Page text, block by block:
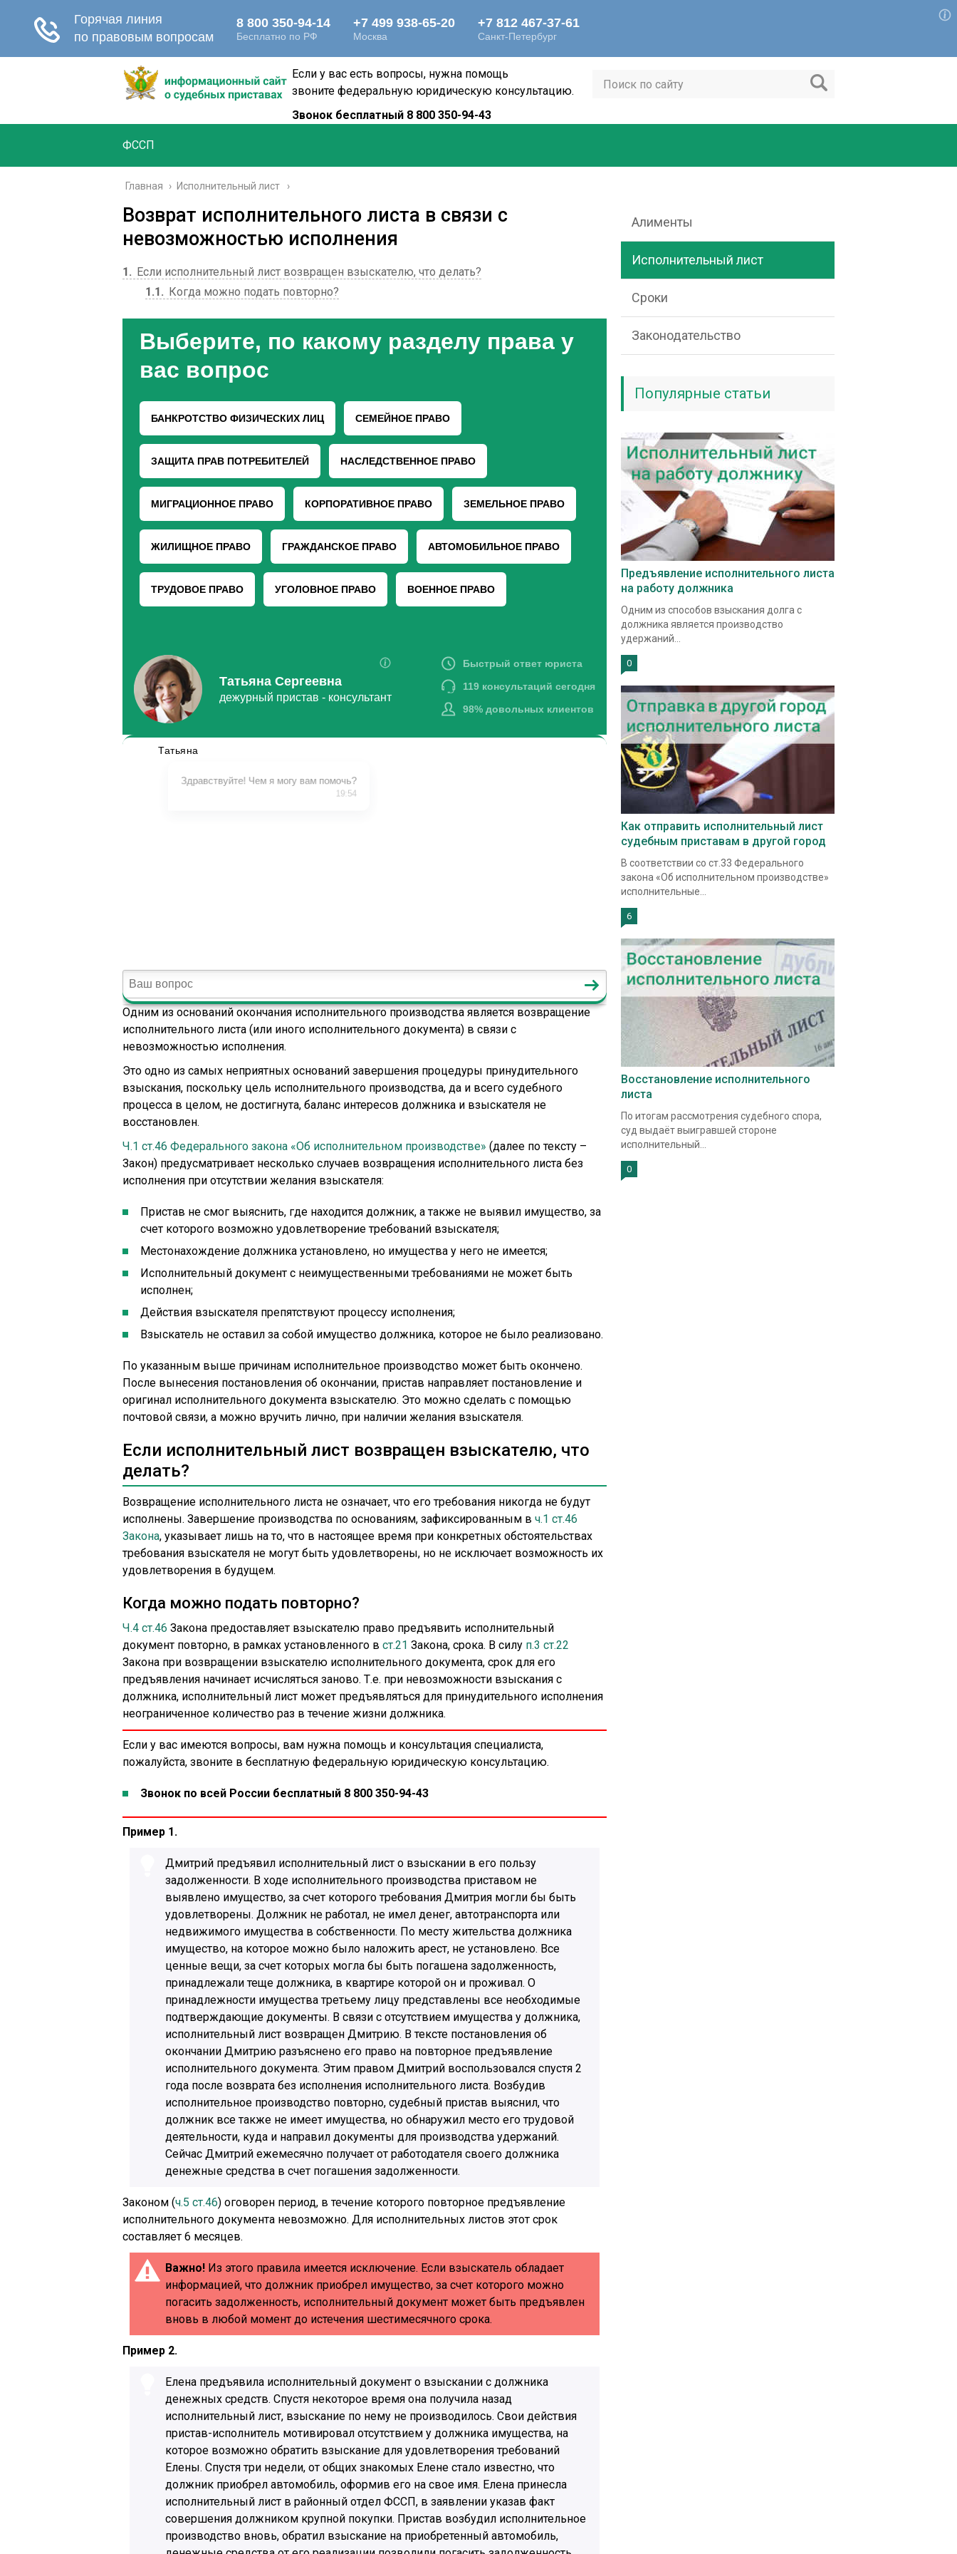
Если у вас есть вопросы, нужна помощь
звоните федеральную юридическую консультацию.
Звонок бесплатный 8 800 350-94-43
ФССП
Главная › Исполнительный лист
Возврат исполнительного листа в связи с
невозможностью исполнения
1
Если исполнительный лист возвращен взыскателю, что делать?
1.1
Когда можно подать повторно?
Одним из оснований окончания исполнительного производства является возвращение
исполнительного листа (или иного исполнительного документа) в связи с
невозможностью исполнения.
Это одно из самых неприятных оснований завершения процедуры принудительного
взыскания, поскольку цель исполнительного производства, да и всего судебного
процесса в целом, не достигнута, баланс интересов должника и взыскателя не
восстановлен.
Ч.1 ст.46 Федерального закона «Об исполнительном производстве» (далее по тексту –
Закон) предусматривает несколько случаев возвращения исполнительного листа без
исполнения при отсутствии желания взыскателя:
Пристав не смог выяснить, где находится должник, а также не выявил имущество, за
счет которого возможно удовлетворение требований взыскателя;
Местонахождение должника установлено, но имущества у него не имеется;
Исполнительный документ с неимущественными требованиями не может быть
исполнен;
Действия взыскателя препятствуют процессу исполнения;
Взыскатель не оставил за собой имущество должника, которое не было реализовано.
По указанным выше причинам исполнительное производство может быть окончено.
После вынесения постановления об окончании, пристав направляет постановление и
оригинал исполнительного документа взыскателю. Это можно сделать с помощью
почтовой связи, а можно вручить лично, при наличии желания взыскателя.
Если исполнительный лист возвращен взыскателю, что
делать?
Возвращение исполнительного листа не означает, что его требования никогда не будут
исполнены. Завершение производства по основаниям, зафиксированным в ч.1 ст.46
Закона, указывает лишь на то, что в настоящее время при конкретных обстоятельствах
требования взыскателя не могут быть удовлетворены, но не исключает возможность их
удовлетворения в будущем.
Когда можно подать повторно?
Ч.4 ст.46 Закона предоставляет взыскателю право предъявить исполнительный
документ повторно, в рамках установленного в ст.21 Закона, срока. В силу п.3 ст.22
Закона при возвращении взыскателю исполнительного документа, срок для его
предъявления начинает исчисляться заново. Т.е. при невозможности взыскания с
должника, исполнительный лист может предъявляться для принудительного исполнения
неограниченное количество раз в течение жизни должника.
Если у вас имеются вопросы, вам нужна помощь и консультация специалиста,
пожалуйста, звоните в бесплатную федеральную юридическую консультацию.
Звонок по всей России бесплатный 8 800 350-94-43
Пример 1.
Дмитрий предъявил исполнительный лист о взыскании в его пользу
задолженности. В ходе исполнительного производства приставом не
выявлено имущество, за счет которого требования Дмитрия могли бы быть
удовлетворены. Должник не работал, не имел денег, автотранспорта или
недвижимого имущества в собственности. По месту жительства должника
имущество, на которое можно было наложить арест, не установлено. Все
ценные вещи, за счет которых могла бы быть погашена задолженность,
принадлежали теще должника, в квартире которой он и проживал. О
принадлежности имущества третьему лицу представлены все необходимые
подтверждающие документы. В связи с отсутствием имущества у должника,
исполнительный лист возвращен Дмитрию. В тексте постановления об
окончании Дмитрию разъяснено его право на повторное предъявление
исполнительного документа. Этим правом Дмитрий воспользовался спустя 2
года после возврата без исполнения исполнительного листа. Возбудив
исполнительное производство повторно, судебный пристав выяснил, что
должник все также не имеет имущества, но обнаружил место его трудовой
деятельности, куда и направил документы для производства удержаний.
Сейчас Дмитрий ежемесячно получает от работодателя своего должника
денежные средства в счет погашения задолженности.
Законом (ч.5 ст.46) оговорен период, в течение которого повторное предъявление
исполнительного документа невозможно. Для исполнительных листов этот срок
составляет 6 месяцев.
Важно! Из этого правила имеется исключение. Если взыскатель обладает
информацией, что должник приобрел имущество, за счет которого можно
погасить задолженность, исполнительный документ может быть предъявлен
вновь в любой момент до истечения шестимесячного срока.
Пример 2.
Елена предъявила исполнительный документ о взыскании с должника
денежных средств. Спустя некоторое время она получила назад
исполнительный лист, взыскание по нему не производилось. Свои действия
пристав-исполнитель мотивировал отсутствием у должника имущества, на
которое возможно обратить взыскание для удовлетворения требований
Елены. Спустя три недели, от общих знакомых Елене стало известно, что
должник приобрел автомобиль, оформив его на свое имя. Елена принесла
исполнительный лист в районный отдел ФССП, в заявлении указав факт
совершения должником крупной покупки. Пристав возбудил исполнительное
производство вновь, обратил взыскание на приобретенный автомобиль,
Алименты
Исполнительный лист
Сроки
Законодательство
Популярные статьи
Предъявление исполнительного листа
на работу должника
Одним из способов взыскания долга с
должника является производство
удержаний...
0
Как отправить исполнительный лист
судебным приставам в другой город
В соответствии со ст.33 Федерального
закона «Об исполнительном производстве»
исполнительные...
6
Восстановление исполнительного
листа
По итогам рассмотрения судебного спора,
суд выдаёт выигравшей стороне
исполнительный...
0